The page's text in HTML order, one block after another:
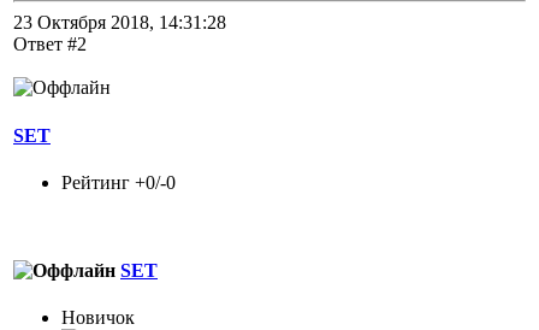
23 Октября 2018, 14:31:28
Ответ #2
SET
Рейтинг +0/-0
SET
Новичок